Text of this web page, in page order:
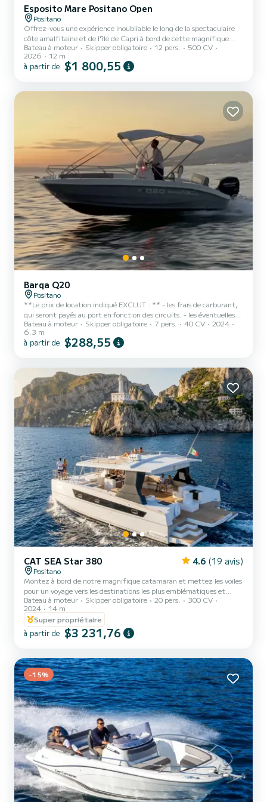
Esposito Mare Positano Open
Positano
Offrez-vous une expérience inoubliable le long de la spectaculaire
côte amalfitaine et de l'île de Capri à bord de cette magnifique
nouvelle version luxueuse du classique Gozzo Sorrentino. Un
bateau qui allie le charme intemporel de la tradition nautique
italienne aux solutions de confort et de performance les plus
Bateau à moteur Skipper obligatoire 12 pers.
500 CV
2026
12 m
à partir de $1 800,55
Barqa Q20
Positano
**Le prix de location indiqué EXCLUT : ** - les frais de carburant,
qui seront payés au port en fonction des circuits. - les éventuelles
taxes de port ou de débarquement Approximativement, les coûts
de carburant sont les suivants : - Tour Capri 140 € - Tour Amalfi
130 € Les circuits comprennent nourriture, collations, serviettes
Capri sous le signe de la d...
Bateau à moteur Skipper obligatoire 7 pers. 40 CV
2024
6.3 m
à partir de $288,55
CAT SEA Star 380 4.6 (19 avis)
Positano
Montez à bord de notre magnifique catamaran et mettez les voiles
pour un voyage vers les destinations les plus emblématiques et
époustouflantes le long de la côte amalfitaine et de Capri. Parfait
pour les familles ou les amis, c'est mieux de venir en grands
groupes, ce yacht est votre billet pour une journée de détente et
d'aventure. Son design spacieux, ses équipements luxueux et son
service impeccable garantissent que chaque moment à bord est
Bateau à moteur Skipper obligatoire 20 pers.
300 CV
2024
14 m
Super propriétaire
à partir de $3 231,76
-15%